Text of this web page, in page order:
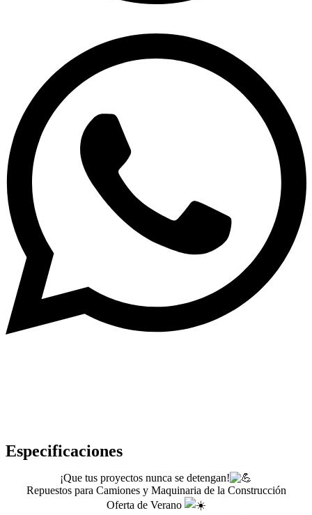
Especificaciones
¡Que tus proyectos nunca se detengan!
Repuestos para Camiones y Maquinaria de la Construcción
Oferta de Verano